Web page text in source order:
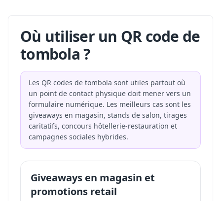
Où utiliser un QR code de
tombola ?
Les QR codes de tombola sont utiles partout où
un point de contact physique doit mener vers un
formulaire numérique. Les meilleurs cas sont les
giveaways en magasin, stands de salon, tirages
caritatifs, concours hôtellerie-restauration et
campagnes sociales hybrides.
Giveaways en magasin et
promotions retail